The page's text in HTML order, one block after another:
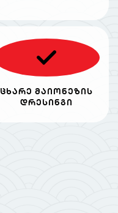
ცხარე მაიონეზის
დრესინგი